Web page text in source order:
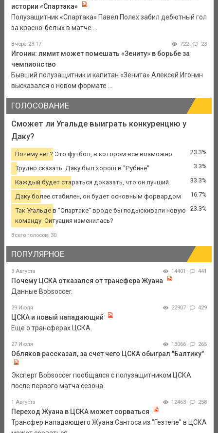
истории «Спартака»
Полузащитник «Спартака» Павел Полех забил дебютный гол
за красно-белых в матче ...
Вчера 23:17 722 23
Игонин: лимит может помешать «Зениту» в борьбе за
чемпионство
Бывший полузащитник и капитан «Зенита» Алексей Игонин
высказался о новом формате ...
ГОЛОСОВАНИЕ
Сможет ли Угальде выиграть конкуренцию у
Даку?
Почему нет? Это футбол, в котором все возможно 23.3%
Трудно сказать. Даку был хорош в "Рубине" 3.3%
Каждый будет стараться доказать, что он лучший 33.3%
Даку более стабилен, он будет основным форвардом 16.7%
Так Угальде в "Спартаке" вроде бы подыскивали новую
команду. Ситуация изменилась?
23.3%
Всего голосов: 30
ПОПУЛЯРНОЕ
3 Августа 14401 441
Почему ЦСКА отказался от трансфера Жуана
Данные Bobsoccer.
29 Июля 22907 429
ЦСКА и новый нападающий
Еще о трансферах ЦСКА.
27 Июля 13066 265
Обляков рассказал, за счет чего ЦСКА обыграл "Балтику"
Эксперт Bobsoccer пообщался с полузащитником ЦСКА
после первого матча сезона.
1 Августа 12463 258
Переход Жуана в ЦСКА может сорваться
Трансфер нападающего Жуана Сантоса из "Гезтепе" в ЦСКА